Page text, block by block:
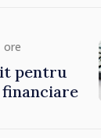
ore
pentru